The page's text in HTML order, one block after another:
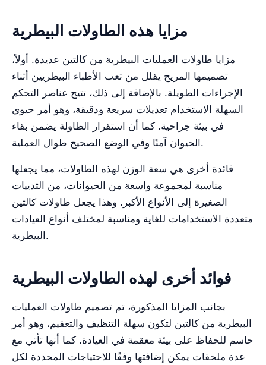
مزايا هذه الطاولات البيطرية
مزايا طاولات العمليات البيطرية من كالتين عديدة. أولاً،
تصميمها المريح يقلل من تعب الأطباء البيطريين أثناء
الإجراءات الطويلة. بالإضافة إلى ذلك، تتيح عناصر التحكم
السهلة الاستخدام تعديلات سريعة ودقيقة، وهو أمر حيوي
في بيئة جراحية. كما أن استقرار الطاولة يضمن بقاء
الحيوان آمنًا وفي الوضع الصحيح طوال العملية.
فائدة أخرى هي سعة الوزن لهذه الطاولات، مما يجعلها
مناسبة لمجموعة واسعة من الحيوانات، من الثدييات
الصغيرة إلى الأنواع الأكبر. وهذا يجعل طاولات كالتين
متعددة الاستخدامات للغاية ومناسبة لمختلف أنواع العيادات
البيطرية.
فوائد أخرى لهذه الطاولات البيطرية
بجانب المزايا المذكورة، تم تصميم طاولات العمليات
البيطرية من كالتين لتكون سهلة التنظيف والتعقيم، وهو أمر
حاسم للحفاظ على بيئة معقمة في العيادة. كما أنها تأتي مع
عدة ملحقات يمكن إضافتها وفقًا للاحتياجات المحددة لكل